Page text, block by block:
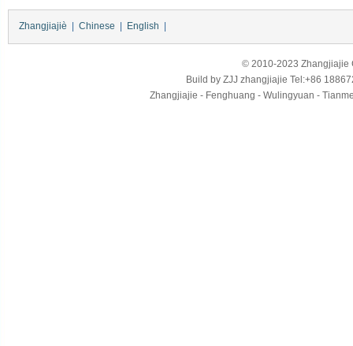
Zhangjiajiè Chinese English
© 2010-2023 Zhangjiajie
Build by ZJJ zhangjiajie Tel:+86
Zhangjiajie - Fenghuang - Wulingyuan -